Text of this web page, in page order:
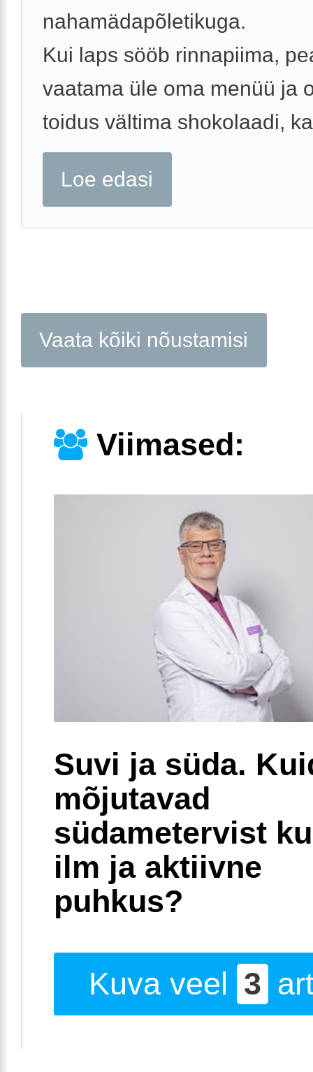
nahamädapõletikuga.
Kui laps sööb rinnapiima,
vaatama üle oma menüü ja
toidus vältima shokolaadi,
Loe edasi
Vaata kõiki nõustamisi
Viimased:
Suvi ja süda.
mõjutavad
südametervist
ilm ja aktiivne
puhkus?
Kuva veel 3